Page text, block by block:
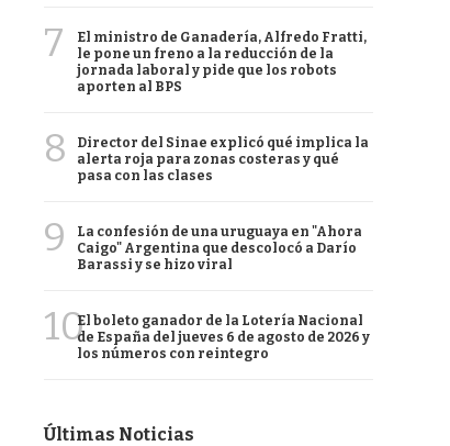
7
El ministro de Ganadería, Alfredo Fratti,
le pone un freno a la reducción de la
jornada laboral y pide que los robots
aporten al BPS
8
Director del Sinae explicó qué implica la
alerta roja para zonas costeras y qué
pasa con las clases
9
La confesión de una uruguaya en "Ahora
Caigo" Argentina que descolocó a Darío
Barassi y se hizo viral
10El boleto ganador de la Lotería Nacional
de España del jueves 6 de agosto de 2026 y
los números con reintegro
Últimas Noticias